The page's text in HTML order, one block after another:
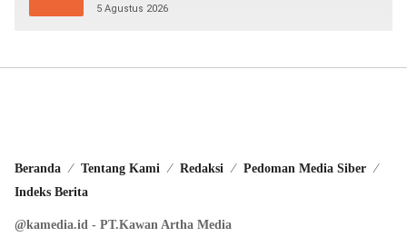
Tingkat Desa
5 Agustus 2026
Beranda Tentang Kami Redaksi
Pedoman Media Siber
Indeks Berita
@kamedia.id - PT.Kawan Artha Media